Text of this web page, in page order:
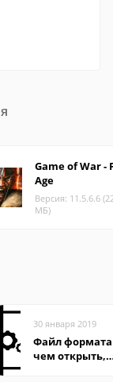
Game of War -
Age
Версия: 11.5.6.6
МБ)
30 января 2019
Файл формата
чем открыть,